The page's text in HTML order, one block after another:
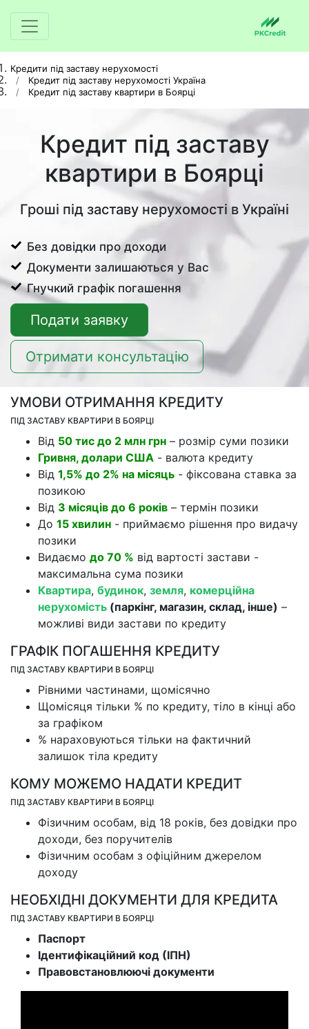
Кредити під заставу нерухомості
Кредит під заставу нерухомості Україна
Кредит під заставу квартири в Боярці
Кредит під заставу
квартири в Боярці
Гроші під заставу нерухомості в Україні
Без довідки про доходи
Документи залишаються у Вас
Гнучкий графік погашення
Подати заявку
Отримати консультацію
УМОВИ ОТРИМАННЯ КРЕДИТУ
ПІД ЗАСТАВУ КВАРТИРИ В БОЯРЦІ
Від 50 тис до 2 млн грн – розмір суми позики
Гривня, долари США - валюта кредиту
Від 1,5% до 2% на місяць - фіксована ставка за
позикою
Від 3 місяців до 6 років – термін позики
До 15 хвилин - приймаємо рішення про видачу
позики
Видаємо до 70 % від вартості застави -
максимальна сума позики
Квартира, будинок, земля, комерційна
нерухомість (паркінг, магазин, склад, інше) –
можливі види застави по кредиту
ГРАФІК ПОГАШЕННЯ КРЕДИТУ
ПІД ЗАСТАВУ КВАРТИРИ В БОЯРЦІ
Рівними частинами, щомісячно
Щомісяця тільки % по кредиту, тіло в кінці або
за графіком
% нараховуються тільки на фактичний
залишок тіла кредиту
КОМУ МОЖЕМО НАДАТИ КРЕДИТ
ПІД ЗАСТАВУ КВАРТИРИ В БОЯРЦІ
Фізичним особам, від 18 років, без довідки про
доходи, без поручителів
Фізичним особам з офіційним джерелом
доходу
НЕОБХІДНІ ДОКУМЕНТИ ДЛЯ КРЕДИТА
ПІД ЗАСТАВУ КВАРТИРИ В БОЯРЦІ
Паспорт
Ідентифікаційний код (ІПН)
Правовстановлюючі документи